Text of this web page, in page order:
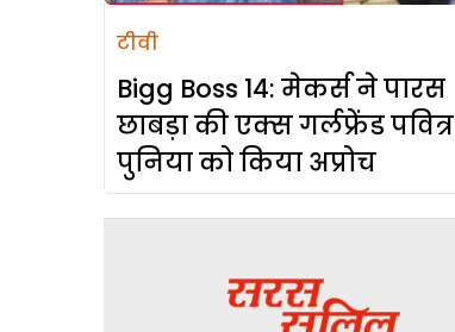
टीवी
Bigg Boss 14: मेकर्स ने पारस
छाबड़ा की एक्स गर्लफ्रेंड पवित्र
पुनिया को किया अप्रोच